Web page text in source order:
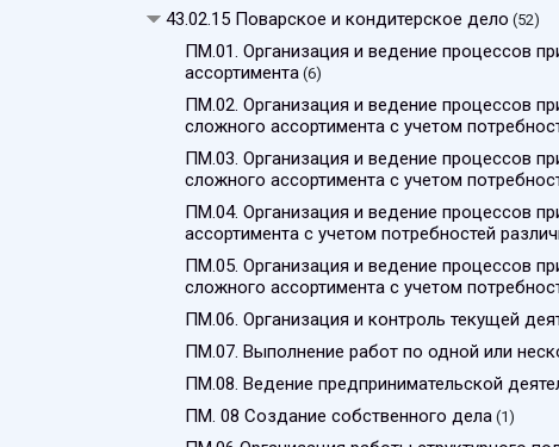
43.02.15 Поварское и кондитерское дело (52)
ПМ.01. Организация и ведение процессов
ассортимента(6)
ПМ.02. Организация и ведение процессов
сложного ассортимента с учетом
ПМ.03. Организация и ведение процессов
сложного ассортимента с учетом
ПМ.04. Организация и ведение процессов
ассортимента с учетом потребностей
ПМ.05. Организация и ведение процессов
сложного ассортимента с учетом
ПМ.06. Организация и контроль текущей
ПМ.07. Выполнение работ по одной или
ПМ.08. Ведение предпринимательской
ПМ. 08 Создание собственного дела(1)